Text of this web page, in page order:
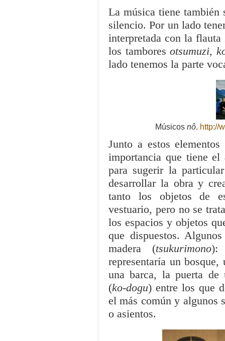
La música tiene también
silencio. Por un lado
interpretada con la flauta
los tamboresotsumuzi,
lado tenemos la parte
Músicos nô. http://
Junto a estos
importancia que tiene el
para sugerir la
desarrollar la obra y
tanto los objetos de
vestuario, pero no se
los espacios y objetos
que dispuestos.
madera (tsukurimono):
representaría un
una barca, la puerta de
(ko-dogu) entre los que
el más común y algunos
o asientos.